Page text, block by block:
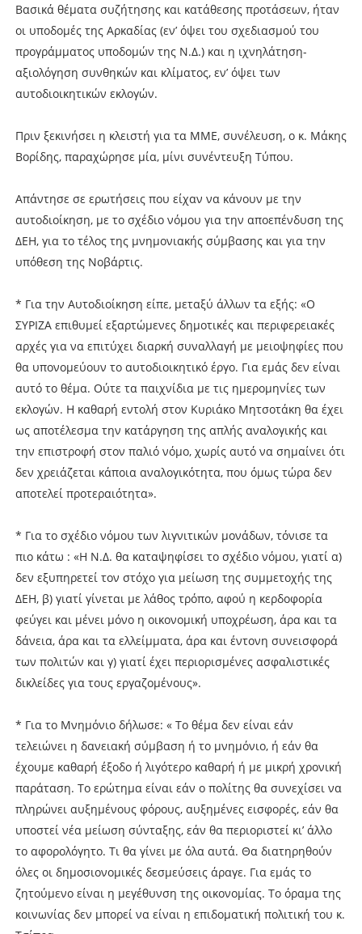
Βασικά θέματα συζήτησης και κατάθεσης προτάσεων, ήταν
οι υποδομές της Αρκαδίας (εν’ όψει του σχεδιασμού του
προγράμματος υποδομών της Ν.Δ.) και η ιχνηλάτηση-
αξιολόγηση συνθηκών και κλίματος, εν’ όψει των
αυτοδιοικητικών εκλογών.
Πριν ξεκινήσει η κλειστή για τα ΜΜΕ, συνέλευση, ο κ. Μάκης
Βορίδης, παραχώρησε μία, μίνι συνέντευξη Τύπου.
Απάντησε σε ερωτήσεις που είχαν να κάνουν με την
αυτοδιοίκηση, με το σχέδιο νόμου για την αποεπένδυση της
ΔΕΗ, για το τέλος της μνημονιακής σύμβασης και για την
υπόθεση της Νοβάρτις.
* Για την Αυτοδιοίκηση είπε, μεταξύ άλλων τα εξής: «Ο
ΣΥΡΙΖΑ επιθυμεί εξαρτώμενες δημοτικές και περιφερειακές
αρχές για να επιτύχει διαρκή συναλλαγή με μειοψηφίες που
θα υπονομεύουν το αυτοδιοικητικό έργο. Για εμάς δεν είναι
αυτό το θέμα. Ούτε τα παιχνίδια με τις ημερομηνίες των
εκλογών. Η καθαρή εντολή στον Κυριάκο Μητσοτάκη θα έχει
ως αποτέλεσμα την κατάργηση της απλής αναλογικής και
την επιστροφή στον παλιό νόμο, χωρίς αυτό να σημαίνει ότι
δεν χρειάζεται κάποια αναλογικότητα, που όμως τώρα δεν
αποτελεί προτεραιότητα».
* Για το σχέδιο νόμου των λιγνιτικών μονάδων, τόνισε τα
πιο κάτω : «Η Ν.Δ. θα καταψηφίσει το σχέδιο νόμου, γιατί α)
δεν εξυπηρετεί τον στόχο για μείωση της συμμετοχής της
ΔΕΗ, β) γιατί γίνεται με λάθος τρόπο, αφού η κερδοφορία
φεύγει και μένει μόνο η οικονομική υποχρέωση, άρα και τα
δάνεια, άρα και τα ελλείμματα, άρα και έντονη συνεισφορά
των πολιτών και γ) γιατί έχει περιορισμένες ασφαλιστικές
δικλείδες για τους εργαζομένους».
* Για το Μνημόνιο δήλωσε: « Το θέμα δεν είναι εάν
τελειώνει η δανειακή σύμβαση ή το μνημόνιο, ή εάν θα
έχουμε καθαρή έξοδο ή λιγότερο καθαρή ή με μικρή χρονική
παράταση. Το ερώτημα είναι εάν ο πολίτης θα συνεχίσει να
πληρώνει αυξημένους φόρους, αυξημένες εισφορές, εάν θα
υποστεί νέα μείωση σύνταξης, εάν θα περιοριστεί κι’ άλλο
το αφορολόγητο. Τι θα γίνει με όλα αυτά. Θα διατηρηθούν
όλες οι δημοσιονομικές δεσμεύσεις άραγε. Για εμάς το
ζητούμενο είναι η μεγέθυνση της οικονομίας. Το όραμα της
κοινωνίας δεν μπορεί να είναι η επιδοματική πολιτική του κ.